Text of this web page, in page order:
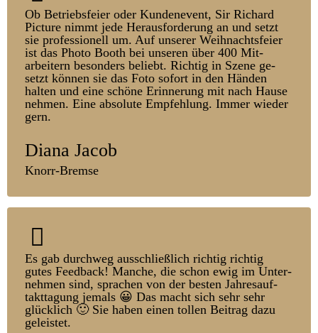
Ob Betriebs­feier oder Kunden­event, Sir Richard
Picture nimmt jede Heraus­forder­ung an und setzt
sie pro­fessionell um. Auf unserer Weih­nachts­feier
ist das Photo Booth bei unseren über 400 Mit­
arbeitern be­sonders be­liebt. Richtig in Szene ge­
setzt können sie das Foto sofort in den Händen
halten und eine schöne Er­inner­ung mit nach Hause
nehmen. Eine absolute Empfehl­ung. Immer wieder
gern.
Diana Jacob
Knorr-Bremse
Es gab durchweg aus­schließlich richtig richtig
gutes Feed­back! Manche, die schon ewig im Unter­
nehmen sind, sprachen von der besten Jahres­auf­
takt­tag­ung jemals 😀 Das macht sich sehr sehr
glück­lich 🙂 Sie haben einen tollen Bei­trag dazu
ge­leistet.